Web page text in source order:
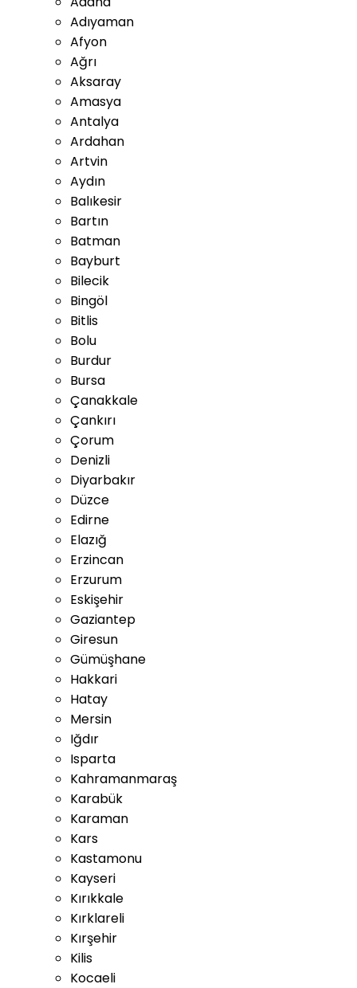
Adıyaman
Afyon
Ağrı
Aksaray
Amasya
Antalya
Ardahan
Artvin
Aydın
Balıkesir
Bartın
Batman
Bayburt
Bilecik
Bingöl
Bitlis
Bolu
Burdur
Bursa
Çanakkale
Çankırı
Çorum
Denizli
Diyarbakır
Düzce
Edirne
Elazığ
Erzincan
Erzurum
Eskişehir
Gaziantep
Giresun
Gümüşhane
Hakkari
Hatay
Mersin
Iğdır
Isparta
Kahramanmaraş
Karabük
Karaman
Kars
Kastamonu
Kayseri
Kırıkkale
Kırklareli
Kırşehir
Kilis
Kocaeli